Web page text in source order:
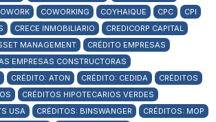
COWORKING COYHAIQUE CPC
CPI
CRECE INMOBILIARIO
CREDICORP CAPITAL
MANAGEMENT
CRÉDITO EMPRESAS
EMPRESAS CONSTRUCTORAS
CRÉDITO: ATON CRÉDITO: CEDIDA
CRÉDITOS
CRÉDITOS HIPOTECARIOS VERDES
USA
CRÉDITOS: BINSWANGER CRÉDITOS: MOP